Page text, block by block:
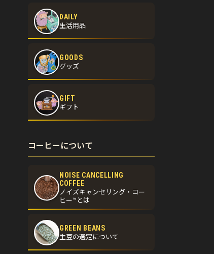
DAILY
生活用品
GOODS
グッズ
GIFT
ギフト
コーヒーについて
NOISE CANCELLING
COFFEE
ノイズキャンセリング・コー
ヒー™とは
GREEN BEANS
生豆の選定について